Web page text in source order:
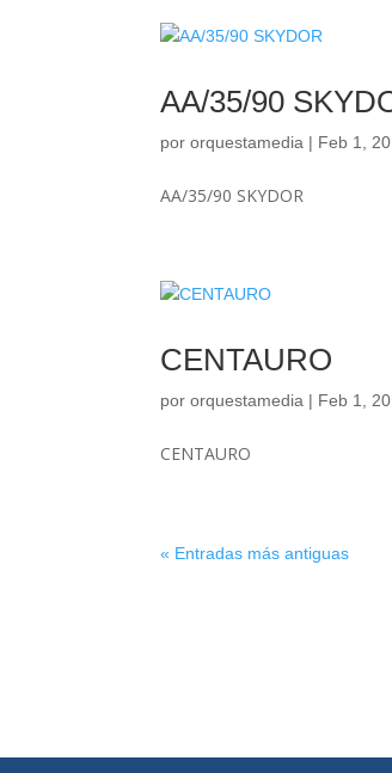
AA/35/90
pororquestamedia | Feb 1,
AA/35/90 SKYDOR
CENTAURO
pororquestamedia | Feb 1,
CENTAURO
« Entradas más antiguas